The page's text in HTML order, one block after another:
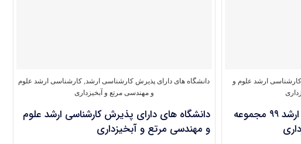
کارشناسی ارشد علوم و
دانلود سوالات کنکور کارشناسی ارشد ۹۹ مجموعه
دانشگاه های دارای پذیرش کارشناسی ارشد, کارشناسی ارشد علوم
و مهندسی مرتع و آبخیزداری
دانشگاه های دارای پذیرش کارشناسی ارشد علوم
و مهندسی مرتع و آبخیزداری